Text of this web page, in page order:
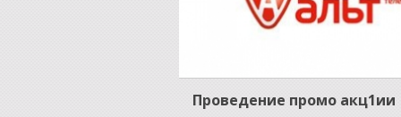
Проведение промо акц1ии